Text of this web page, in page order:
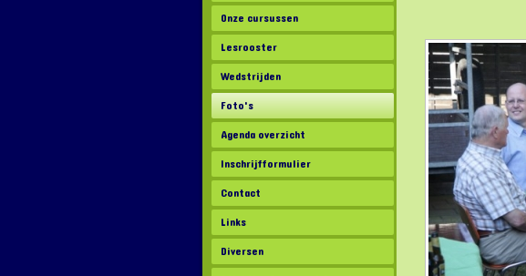
Onze cursussen
Lesrooster
Wedstrijden
Foto's
Agenda overzicht
Inschrijfformulier
Contact
Links
Diversen